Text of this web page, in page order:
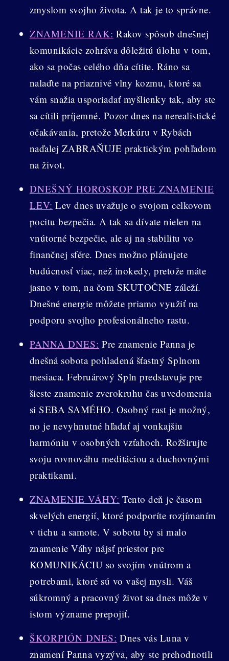
zmyslom svojho života. A tak je to správne.
ZNAMENIE RAK: Rakov spôsob dnešnej
komunikácie zohráva dôležitú úlohu v tom,
ako sa počas celého dňa cítite. Ráno sa
nalaďte na priaznivé vlny kozmu, ktoré sa
vám snažia usporiadať myšlienky tak, aby ste
sa cítili príjemné. Pozor dnes na nerealistické
očakávania, pretože Merkúru v Rybách
naďalej ZABRAŇUJE praktickým pohľadom
na život.
DNEŠNÝ HOROSKOP PRE ZNAMENIE
LEV: Lev dnes uvažuje o svojom celkovom
pocitu bezpečia. A tak sa dívate nielen na
vnútorné bezpečie, ale aj na stabilitu vo
finančnej sfére. Dnes možno plánujete
budúcnosť viac, než inokedy, pretože máte
jasno v tom, na čom SKUTOČNE záleží.
Dnešné energie môžete priamo využiť na
podporu svojho profesionálneho rastu.
PANNA DNES: Pre znamenie Panna je
dnešná sobota pohladená šťastný Splnom
mesiaca. Februárový Spln predstavuje pre
šieste znamenie zverokruhu čas uvedomenia
si SEBA SAMÉHO. Osobný rast je možný,
no je nevyhnutné hľadať aj vonkajšiu
harmóniu v osobných vzťahoch. Rožširujte
svoju rovnováhu meditáciou a duchovnými
praktikami.
ZNAMENIE VÁHY: Tento deň je časom
skvelých energií, ktoré podporíte rozjímaním
v tichu a samote. V sobotu by si malo
znamenie Váhy nájsť priestor pre
KOMUNIKÁCIU so svojím vnútrom a
potrebami, ktoré sú vo vašej mysli. Váš
súkromný a pracovný život sa dnes môže v
istom význame prepojiť.
ŠKORPIÓN DNES: Dnes vás Luna v
znamení Panna vyzýva, aby ste prehodnotili